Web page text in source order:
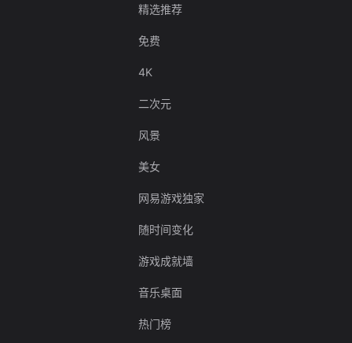
精选推荐
免费
4K
二次元
风景
美女
网易游戏独家
随时间变化
游戏成就墙
音乐桌面
热门榜